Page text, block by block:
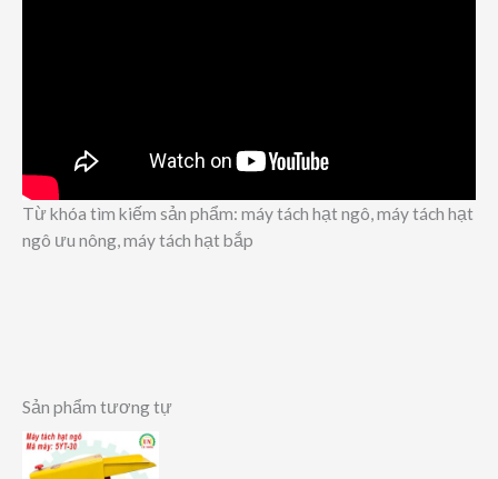
Từ khóa tìm kiếm sản phẩm: máy tách hạt ngô, máy tách hạt
ngô ưu nông, máy tách hạt bắp
Sản phẩm tương tự